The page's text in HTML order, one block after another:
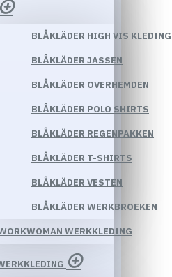
BLÅKLÄDER HIGH VIS KLEDING
BLÅKLÄDER JASSEN
BLÅKLÄDER OVERHEMDEN
BLÅKLÄDER POLO SHIRTS
BLÅKLÄDER REGENPAKKEN
BLÅKLÄDER T-SHIRTS
BLÅKLÄDER VESTEN
BLÅKLÄDER WERKBROEKEN
WERKKLEDING